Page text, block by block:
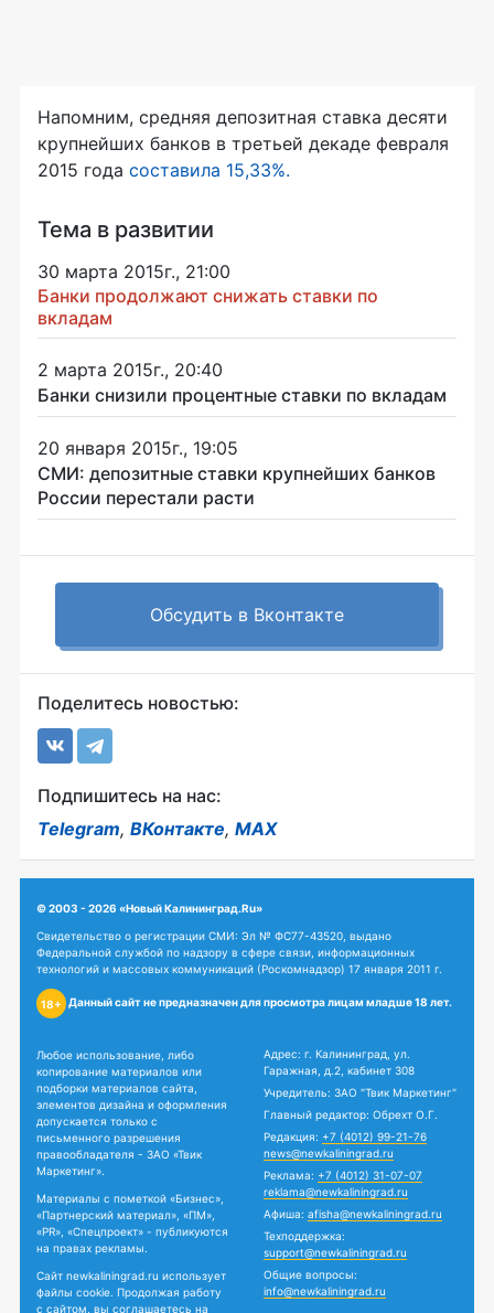
Напомним, средняя депозитная ставка десяти
крупнейших банков в третьей декаде февраля
2015 года составила 15,33%.
Тема в развитии
30 марта 2015г., 21:00
Банки продолжают снижать ставки по
вкладам
2 марта 2015г., 20:40
Банки снизили процентные ставки по вкладам
20 января 2015г., 19:05
СМИ: депозитные ставки крупнейших банков
России перестали расти
Обсудить в Вконтакте
Поделитесь новостью:
Подпишитесь на нас:
Telegram, ВКонтакте, MAX
© 2003 - 2026 «Новый Калининград.Ru»
Свидетельство о регистрации СМИ: Эл № ФС77-43520, выдано
Федеральной службой по надзору в сфере связи, информационных
технологий и массовых коммуникаций (Роскомнадзор) 17 января 2011 г.
18+ Данный сайт не предназначен для просмотра лицам младше 18 лет.
Любое использование, либо
копирование материалов или
подборки материалов сайта,
элементов дизайна и оформления
допускается только с
письменного разрешения
правообладателя - ЗАО «Твик
Маркетинг».
Материалы с пометкой «Бизнес»,
«Партнерский материал», «ПМ»,
«PR», «Спецпроект» - публикуются
на правах рекламы.
Сайт newkaliningrad.ru использует
файлы cookie. Продолжая работу
с сайтом, вы соглашаетесь на
Адрес: г. Калининград, ул.
Гаражная, д.2, кабинет 308
Учредитель: ЗАО "Твик Маркетинг"
Главный редактор: Обрехт О.Г.
Редакция: +7 (4012) 99-21-76
news@newkaliningrad.ru
Реклама: +7 (4012) 31-07-07
reklama@newkaliningrad.ru
Афиша: afisha@newkaliningrad.ru
Техподдержка:
support@newkaliningrad.ru
Общие вопросы:
info@newkaliningrad.ru